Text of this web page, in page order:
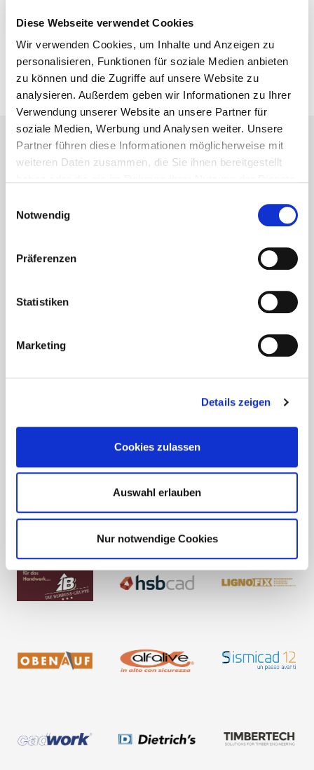
Diese Webseite verwendet Cookies
Wir verwenden Cookies, um Inhalte und Anzeigen zu
personalisieren, Funktionen für soziale Medien anbieten
zu können und die Zugriffe auf unsere Website zu
analysieren. Außerdem geben wir Informationen zu Ihrer
Verwendung unserer Website an unsere Partner für
soziale Medien, Werbung und Analysen weiter. Unsere
Partner führen diese Informationen möglicherweise mit
weiteren Daten zusammen, die Sie ihnen bereitgestellt
Notwendig
Präferenzen
Statistiken
Marketing
Details zeigen
Cookies zulassen
Auswahl erlauben
Nur notwendige Cookies
na niebiesko
O nas
Kariera
Nowości